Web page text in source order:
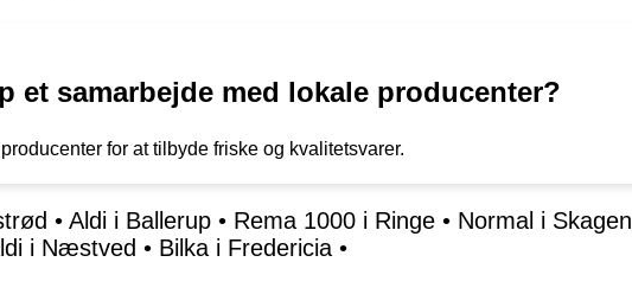
et samarbejde med lokale producenter?
for at tilbyde friske og kvalitetsvarer.
• Aldi i Ballerup • Rema 1000 i Ringe • Normal i Skagen
i Næstved • Bilka i Fredericia •